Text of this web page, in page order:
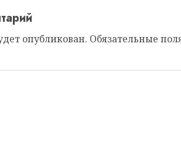
опубликован. Обязательные